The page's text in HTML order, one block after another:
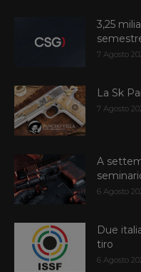
3,25
7 Agosto
La Sk
7 Agosto
A
6 Agosto
Due
tiro
6 Agosto